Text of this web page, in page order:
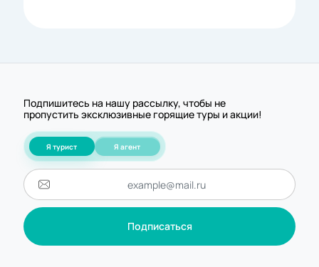
Подпишитесь на нашу рассылку, чтобы не
пропустить эксклюзивные горящие туры и акции!
Я турист Я агент
Подписаться